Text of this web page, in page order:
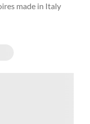
made in Italy